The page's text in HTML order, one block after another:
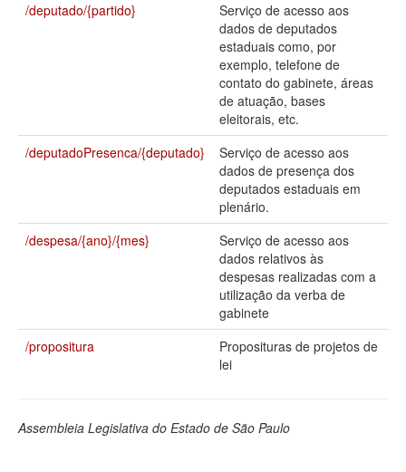
Catálogo de dados
Legislação
Perguntas frequentes
/deputado/{partido}
Serviço de acesso aos
dados de deputados
estaduais como, por
exemplo, telefone de
contato do gabinete, áreas
de atuação, bases
eleitorais, etc.
/deputadoPresenca/{deputado}
Serviço de acesso aos
dados de presença dos
deputados estaduais em
plenário.
/despesa/{ano}/{mes}
Serviço de acesso aos
dados relativos às
despesas realizadas com a
utilização da verba de
gabinete
/propositura
Proposituras de projetos de
lei
Assembleia Legislativa do Estado de São Paulo